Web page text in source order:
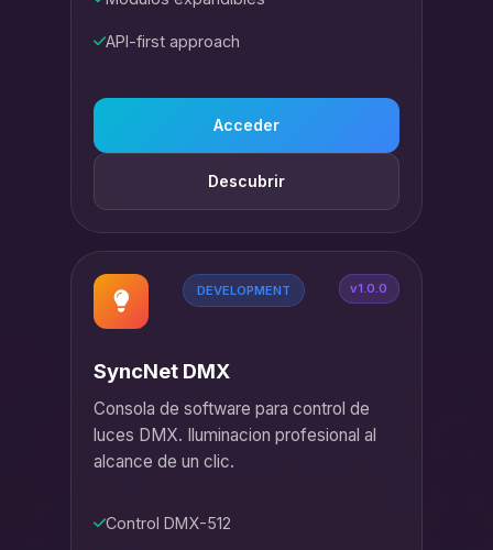
API-first approach
Acceder
Descubrir
DEVELOPMENT v1.0.0
SyncNet DMX
Consola de software para control de
luces DMX. Iluminacion profesional al
alcance de un clic.
Control DMX-512